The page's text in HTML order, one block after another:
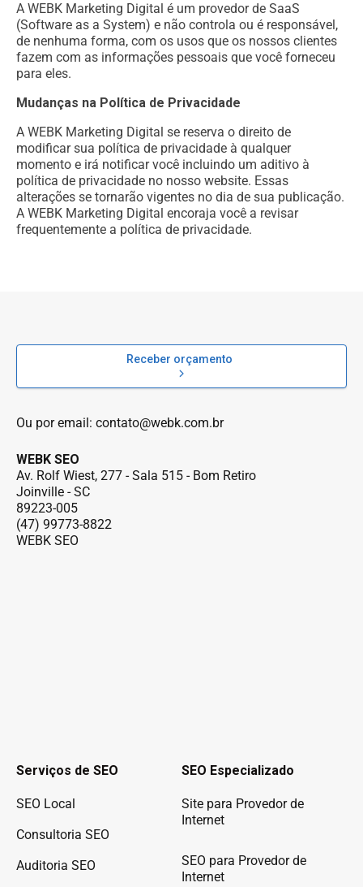
A WEBK Marketing Digital é um provedor de SaaS
(Software as a System) e não controla ou é responsável,
de nenhuma forma, com os usos que os nossos clientes
fazem com as informações pessoais que você forneceu
para eles.
Mudanças na Política de Privacidade
A WEBK Marketing Digital se reserva o direito de
modificar sua política de privacidade à qualquer
momento e irá notificar você incluindo um aditivo à
política de privacidade no nosso website. Essas
alterações se tornarão vigentes no dia de sua publicação.
A WEBK Marketing Digital encoraja você a revisar
frequentemente a política de privacidade.
Receber orçamento
Ou por email: contato@webk.com.br
WEBK SEO
Av. Rolf Wiest, 277 - Sala 515 - Bom Retiro
Joinville - SC
89223-005
(47) 99773-8822
WEBK SEO
Serviços de SEO
SEO Local
Consultoria SEO
Auditoria SEO
SEO Especializado
Site para Provedor de
Internet
SEO para Provedor de
Internet